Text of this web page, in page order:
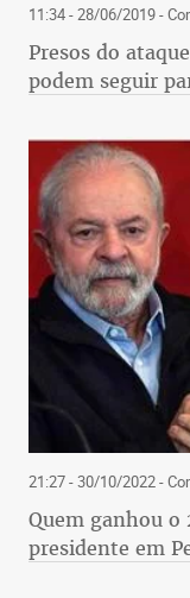
11:34 - 28/06/2019-
Presos do
podem seguir
21:27 - 30/10/2022-
Quem ganhou o
presidente em